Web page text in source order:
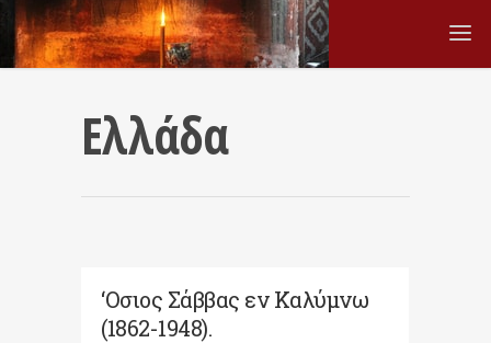
Ελλάδα
‘Oσιος Σάββας εν Καλύμνω
(1862-1948).